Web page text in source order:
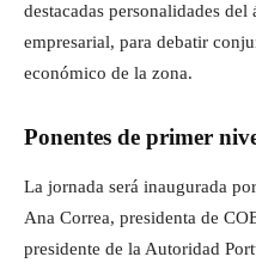
destacadas personalidades
empresarial, para debatir
económico de la zona.
Ponentes de primer
La jornada será inaugurada
Ana Correa, presidenta de
presidente de la Autoridad